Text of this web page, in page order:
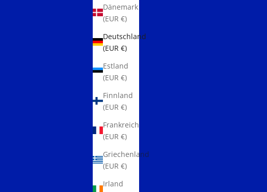
Dänemark
(EUR €)
Deutschland
(EUR €)
Estland
(EUR €)
Finnland
(EUR €)
Frankreich
(EUR €)
Griechenland
(EUR €)
Irland